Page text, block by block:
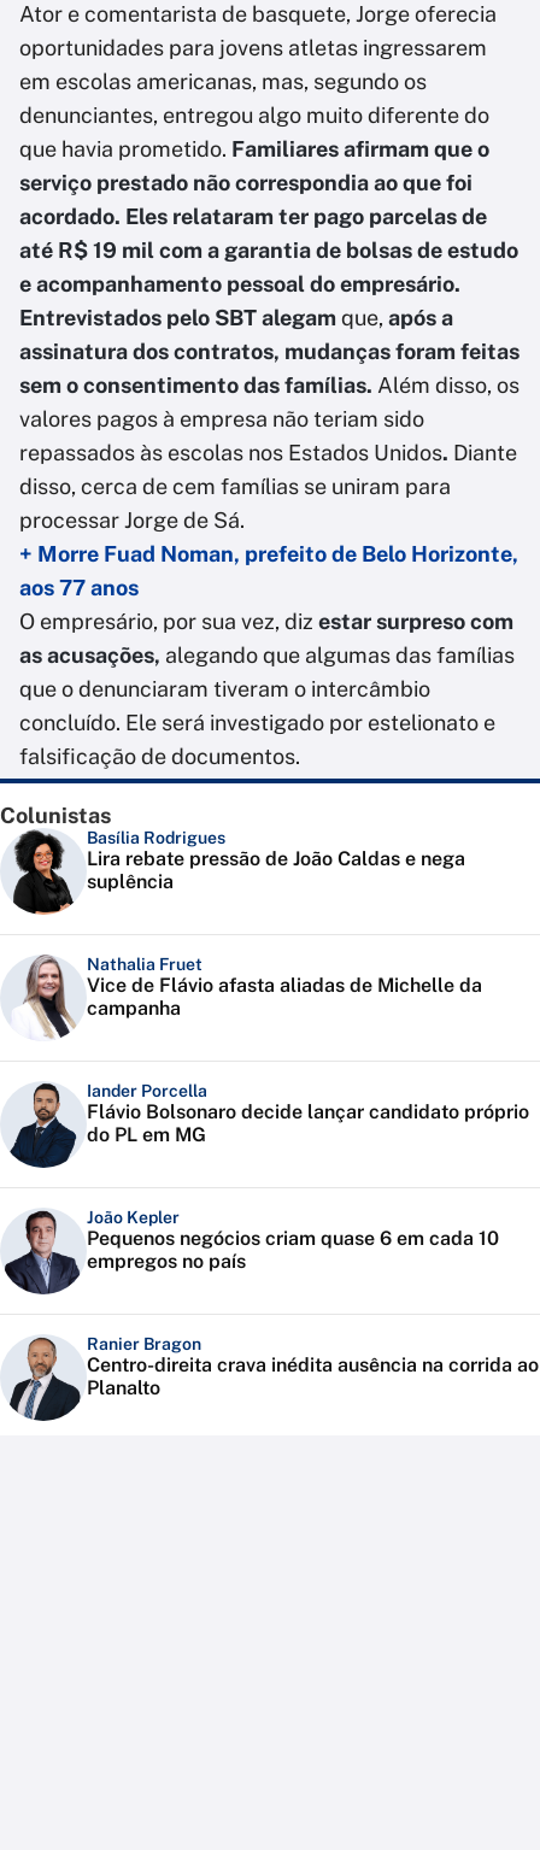
Ator e comentarista de basquete, Jorge oferecia
oportunidades para jovens atletas ingressarem
em escolas americanas, mas, segundo os
denunciantes, entregou algo muito diferente do
que havia prometido. Familiares afirmam que o
serviço prestado não correspondia ao que foi
acordado. Eles relataram ter pago parcelas de
até R$ 19 mil com a garantia de bolsas de estudo
e acompanhamento pessoal do empresário.
Entrevistados pelo SBT alegam que, após a
assinatura dos contratos, mudanças foram feitas
sem o consentimento das famílias. Além disso, os
valores pagos à empresa não teriam sido
repassados às escolas nos Estados Unidos. Diante
disso, cerca de cem famílias se uniram para
processar Jorge de Sá.
+ Morre Fuad Noman, prefeito de Belo Horizonte,
aos 77 anos
O empresário, por sua vez, diz estar surpreso com
as acusações, alegando que algumas das famílias
que o denunciaram tiveram o intercâmbio
concluído. Ele será investigado por estelionato e
falsificação de documentos.
Colunistas
Basília Rodrigues
Lira rebate pressão de João Caldas e nega
suplência
Nathalia Fruet
Vice de Flávio afasta aliadas de Michelle da
campanha
Iander Porcella
Flávio Bolsonaro decide lançar candidato próprio
do PL em MG
João Kepler
Pequenos negócios criam quase 6 em cada 10
empregos no país
Ranier Bragon
Centro-direita crava inédita ausência na corrida ao
Planalto